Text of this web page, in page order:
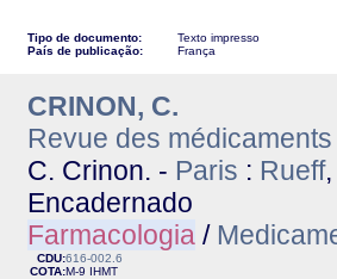
Tipo de documento:
Texto impresso
País de publicação:
França
CRINON, C.
Revue des
C. Crinon. - Paris : Rueff,
Encadernado
Farmacologia /
CDU:616-002.6
COTA:M-9 IHMT